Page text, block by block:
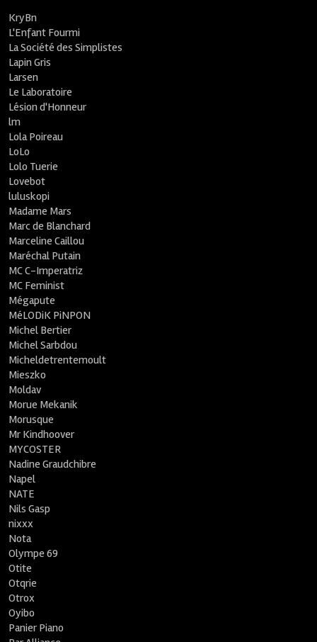
KryBn
L'Enfant Fourmi
La Société des Simplistes
Lapin Gris
Larsen
Le Laboratoire
Lésion d'Honneur
lm
Lola Poireau
LoLo
Lolo Tuerie
Lovebot
luluskopi
Madame Mars
Marc de Blanchard
Marceline Caillou
Maréchal Putain
MC C-Imperatriz
MC Feminist
Mégapute
MéLODiK PiNPON
Michel Bertier
Michel Sarbdou
Micheldetrentemoult
Mieszko
Moldav
Morue Mekanik
Morusque
Mr Kindhoover
MYCOSTER
Nadine Graudchibre
Napel
NATE
Nils Gasp
nixxx
Nota
Olympe 69
Otite
Otqrie
Otrox
Oyibo
Panier Piano